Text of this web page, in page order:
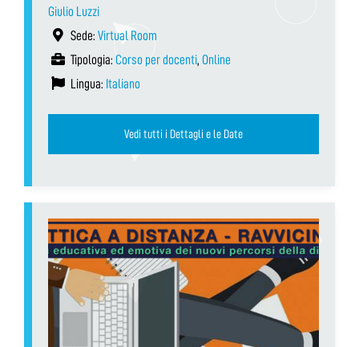
Giulio Luzzi
Sede: Virtual Room
Tipologia: Corso per docenti, Online
Lingua: Italiano
Vedi tutti i Dettagli e le Date